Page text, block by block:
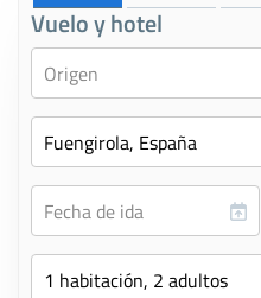
Vuelo y hotel